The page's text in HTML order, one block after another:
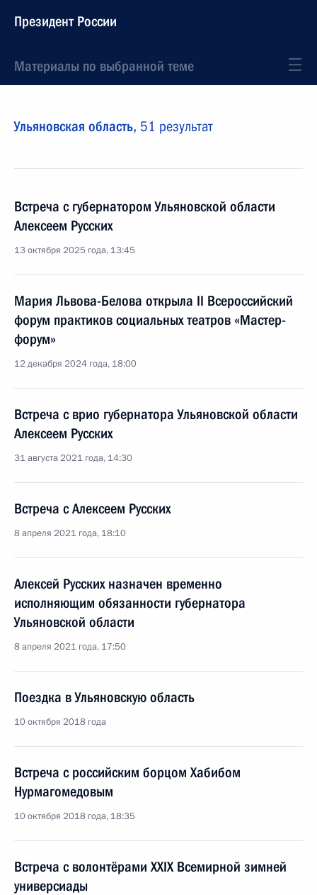
Президент России
Материалы по выбранной теме
Ульяновская область, 51 результат
Встреча с губернатором Ульяновской области
Алексеем Русских
13 октября 2025 года, 13:45
Мария Львова-Белова открыла II Всероссийский
форум практиков социальных театров «Мастер-
форум»
12 декабря 2024 года, 18:00
Встреча с врио губернатора Ульяновской области
Алексеем Русских
31 августа 2021 года, 14:30
Встреча с Алексеем Русских
8 апреля 2021 года, 18:10
Алексей Русских назначен временно
исполняющим обязанности губернатора
Ульяновской области
8 апреля 2021 года, 17:50
Поездка в Ульяновскую область
10 октября 2018 года
Встреча с российским борцом Хабибом
Нурмагомедовым
10 октября 2018 года, 18:35
Встреча с волонтёрами XXIX Всемирной зимней
универсиады